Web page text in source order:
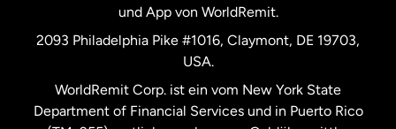
Vereinigte Staaten English
Vereinigte Staaten
und App von WorldRemit.
2093 Philadelphia Pike #1016, Claymont, DE 19703,
USA.
WorldRemit Corp. ist ein vom New York State
Department of Financial Services und in Puerto Rico